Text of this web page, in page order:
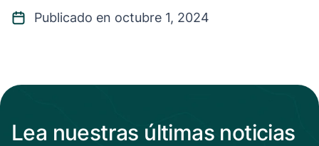
Publicado en octubre 1, 2024
Lea nuestras últimas noticias